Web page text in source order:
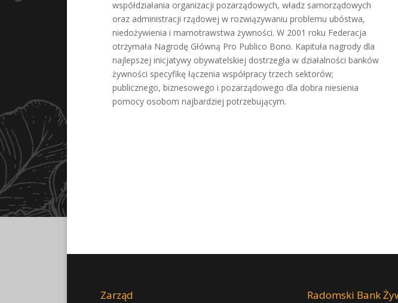
współdziałania organizacji pozarządowych, władz samorządowych
oraz administracji rządowej w rozwiązywaniu problemu ubóstwa,
niedożywienia i marnotrawstwa żywności. W 2001 roku Federacja
otrzymała Nagrodę Główną Pro Publico Bono. Kapituła nagrody dla
najlepszej inicjatywy obywatelskiej dostrzegła w działalności banków
żywności specyfikę łączenia współpracy trzech sektorów;
publicznego, biznesowego i pozarządowego dla dobra niesienia
pomocy osobom najbardziej potrzebującym.
Zarząd Radomski Bank